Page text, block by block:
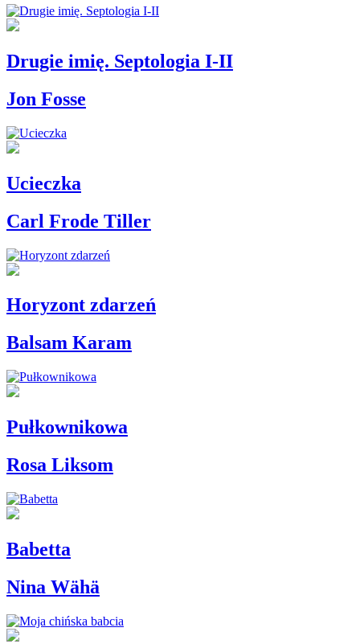
Drugie imię. Septologia I-II
Jon Fosse
Ucieczka
Carl Frode Tiller
Horyzont zdarzeń
Balsam Karam
Pułkownikowa
Rosa Liksom
Babetta
Nina Wähä